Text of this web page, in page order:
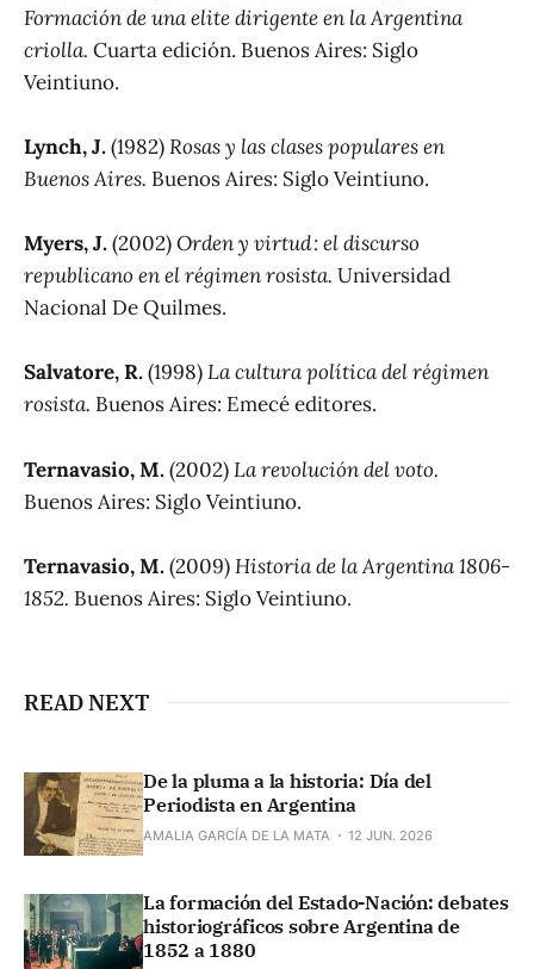
Formación de una elite dirigente en la Argentina
criolla. Cuarta edición. Buenos Aires: Siglo
Veintiuno.
Lynch, J.(1982)Rosas y las clases populares en
Buenos Aires. Buenos Aires: Siglo Veintiuno.
Myers, J.(2002)Orden y virtud : el discurso
republicano en el régimen rosista. Universidad
Nacional De Quilmes.
Salvatore, R.(1998)La cultura política del régimen
rosista. Buenos Aires: Emecé editores.
Ternavasio, M.(2002)La revolución del voto.
Buenos Aires: Siglo Veintiuno.
Ternavasio, M.(2009)Historia de la Argentina 1806-
1852. Buenos Aires: Siglo Veintiuno.
READ NEXT
De la pluma a la historia: Día del
Periodista en Argentina
AMALIA GARCÍA DE LA MATA 12 JUN. 2026
La formación del Estado-Nación: debates
historiográficos sobre Argentina de
1852 a 1880